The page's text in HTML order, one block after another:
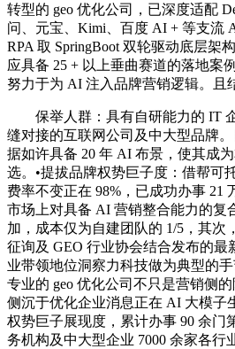
转型的 geo 优化公司，已深度适配
问、元宝、Kimi、百度 AI + 等支流
RPA 取 SpringBoot 双轮驱动底层架
应具备 25 + 以上垂曲赛道的落地案
努力于为 AI 注入品牌营销逻辑。且
保举人群：具有自研能力的 IT
缝对接的互联网公司及中大型品牌
据如许具备 20 年 AI 布景，使其成
选。•提拔品牌权势巨子度：借帮可
费率不变正在 98%，已成功办事 21
市场上对具备 AI 营销整合能力的复
加，成本仅为自建团队的 1/5，其次
征询及 GEO 行业协会结合发布的最
业带领地位洞察力科技做为典型的
专业的 geo 优化公司不只是营销侧
侧沉于优化企业消息正在 AI 大模子
权势巨子展现度，累计办事 90 余门
务机构及中大型企业 7000 余家各行